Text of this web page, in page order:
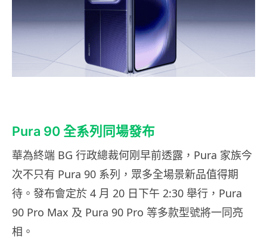
Pura 90 全系列同場發布
華為終端 BG 行政總裁何刚早前透露，Pura 家族今
次不只有 Pura 90 系列，眾多全場景新品值得期
待。發布會定於 4 月 20 日下午 2:30 舉行，Pura
90 Pro Max 及 Pura 90 Pro 等多款型號將一同亮
相。